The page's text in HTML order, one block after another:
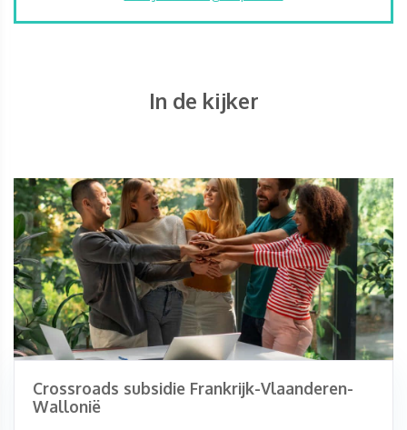
In de kijker
Crossroads subsidie Frankrijk-Vlaanderen-
Wallonië